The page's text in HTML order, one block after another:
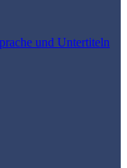
und Untertiteln